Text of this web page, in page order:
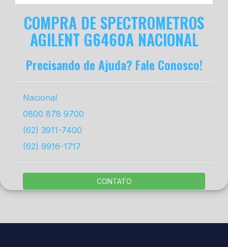
COMPRA DE SPECTROMETROS
AGILENT G6460A NACIONAL
Precisando de Ajuda? Fale Conosco!
Nacional
0800 878 9700
(62) 3911-7400
(62) 9916-1717
CONTATO